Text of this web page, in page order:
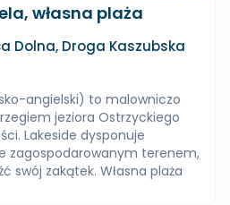
własna plaża
Dolna, Droga Kaszubska
angielski) to malowniczo
jeziora Ostrzyckiego
Lakeside dysponuje
zagospodarowanym terenem,
swój zakątek. Własna plaża